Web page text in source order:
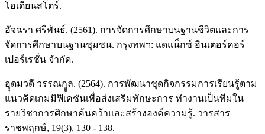
โอเดียนสโตร์.
อัจฉรา ศรีพันธ์. (2561). การจัดการศึกษาบนฐานชีวิตและการ
จัดการศึกษาบนฐานชุมชน. กรุงทพฯ: แดแน็กซ์ อินเตอร์คอร์
เปอร์เรชั่น จำกัด.
อุุดมวดี วรรณกููล. (2564). การพัฒนาชุดกิจกรรมการเรียนรู้ตาม
แนวคิดเกมมิฟิเคชันเพื่อส่งเสริมทักษะการ ทำงานเป็นทีมใน
รายวิชาการศึกษาค้นคว้าและสร้างองค์ความรู้. วารสาร
ราชพฤกษ์, 19(3), 130 - 138.